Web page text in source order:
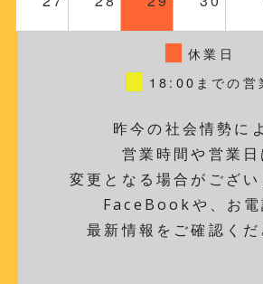
休業日
18:00までの営
昨今の社会情勢に
営業時間や営業日
変更となる場合がござ
FaceBookや、お電
最新情報をご確認くだ